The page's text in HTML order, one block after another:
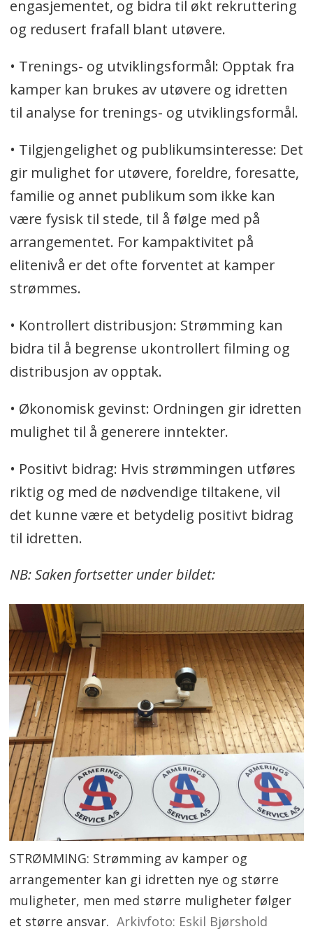
engasjementet, og bidra til økt rekruttering
og redusert frafall blant utøvere.
• Trenings- og utviklingsformål: Opptak fra
kamper kan brukes av utøvere og idretten
til analyse for trenings- og utviklingsformål.
• Tilgjengelighet og publikumsinteresse: Det
gir mulighet for utøvere, foreldre, foresatte,
familie og annet publikum som ikke kan
være fysisk til stede, til å følge med på
arrangementet. For kampaktivitet på
elitenivå er det ofte forventet at kamper
strømmes.
• Kontrollert distribusjon: Strømming kan
bidra til å begrense ukontrollert filming og
distribusjon av opptak.
• Økonomisk gevinst: Ordningen gir idretten
mulighet til å generere inntekter.
• Positivt bidrag: Hvis strømmingen utføres
riktig og med de nødvendige tiltakene, vil
det kunne være et betydelig positivt bidrag
til idretten.
NB: Saken fortsetter under bildet:
STRØMMING: Strømming av kamper og
arrangementer kan gi idretten nye og større
muligheter, men med større muligheter følger
et større ansvar. Arkivfoto: Eskil Bjørshold